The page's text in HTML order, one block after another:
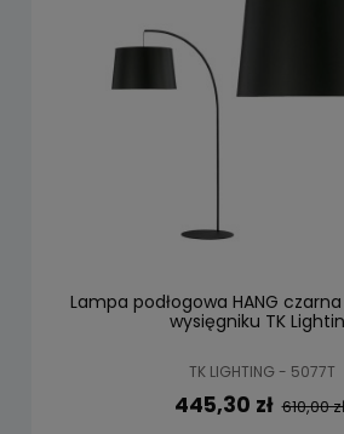
Lampa podłogowa HANG
wysięgniku TK
TK LIGHTING - 5077T
445,30 zł 610,00 zł